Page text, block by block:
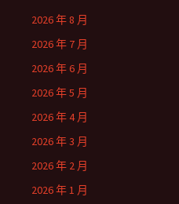
2026 年 8 月
2026 年 7 月
2026 年 6 月
2026 年 5 月
2026 年 4 月
2026 年 3 月
2026 年 2 月
2026 年 1 月